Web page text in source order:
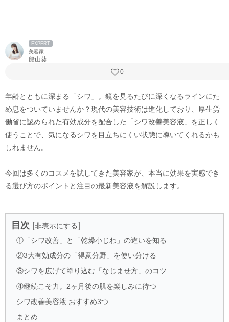
EXPERT
美容家
船山葵
0
年齢とともに深まる「シワ」。鏡を見るたびに深くなるラインにた
め息をついていませんか？現代の美容技術は進化しており、厚生労
働省に認められた有効成分を配合した「シワ改善美容液」を正しく
使うことで、気になるシワを目立ちにくい状態に導いてくれるかも
しれません。
今回は多くのコスメを試してきた美容家が、本当に効果を実感でき
る選び方のポイントと注目の最新美容液を解説します。
目次 [非表示にする]
①「シワ改善」と「乾燥小じわ」の違いを知る
②3大有効成分の「得意分野」を使い分ける
③シワを広げて塗り込む「なじませ方」のコツ
④継続こそ力。2ヶ月後の肌を楽しみに待つ
シワ改善美容液 おすすめ3つ
まとめ